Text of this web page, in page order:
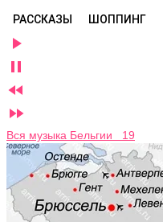
РАССКАЗЫ ШОППИНГ




Вся музыка Бельгии 19